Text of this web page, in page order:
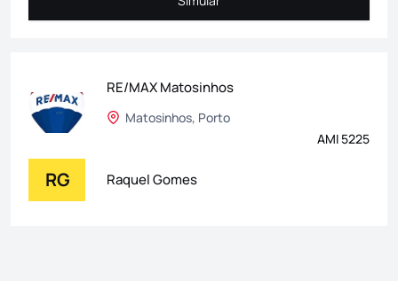
Simular
RE/MAX Matosinhos
Matosinhos, Porto
AMI 5225
RG Raquel Gomes